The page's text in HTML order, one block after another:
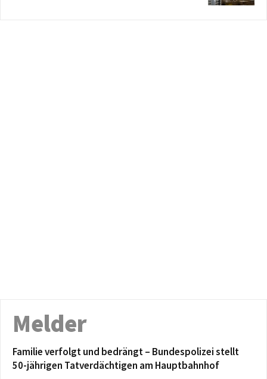
Melder
Familie verfolgt und bedrängt – Bundespolizei stellt
50-jährigen Tatverdächtigen am Hauptbahnhof